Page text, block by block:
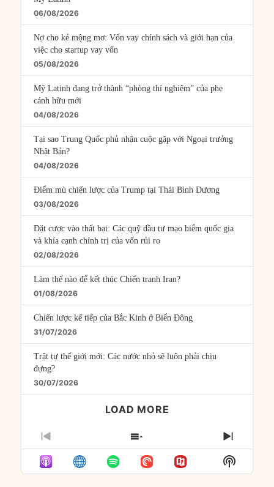
06/08/2026
Nợ cho kẻ mộng mơ: Vốn vay chính sách và giới hạn của
việc cho startup vay vốn
05/08/2026
Mỹ Latinh đang trở thành “phòng thí nghiệm” của phe
cánh hữu mới
04/08/2026
Tại sao Trung Quốc phủ nhận cuộc gặp với Ngoại trưởng
Nhật Bản?
04/08/2026
Điểm mù chiến lược của Trump tại Thái Bình Dương
03/08/2026
Đặt cược vào thất bại: Các quỹ đầu tư mạo hiểm quốc gia
và khía cạnh chính trị của vốn rủi ro
02/08/2026
Làm thế nào để kết thúc Chiến tranh Iran?
01/08/2026
Chiến lược kế tiếp của Bắc Kinh ở Biển Đông
31/07/2026
Trật tự thế giới mới: Các nước nhỏ sẽ luôn phải chịu
đựng?
30/07/2026
LOAD MORE
PREVIOUS
EPISODE
SHOW
EPISODES
LIST
NEXT
Show
Podcast